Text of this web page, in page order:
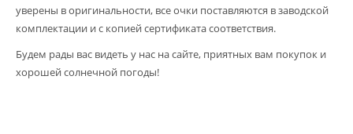
уверены в оригинальности, все очки поставляются в заводской
комплектации и с копией сертификата соответствия.
Будем рады вас видеть у нас на сайте, приятных вам покупок и
хорошей солнечной погоды!